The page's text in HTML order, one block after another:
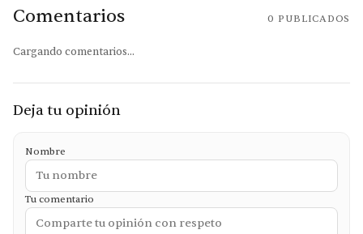
Comentarios 0 PUBLICADOS
Cargando comentarios...
Deja tu opinión
Nombre
Tu comentario